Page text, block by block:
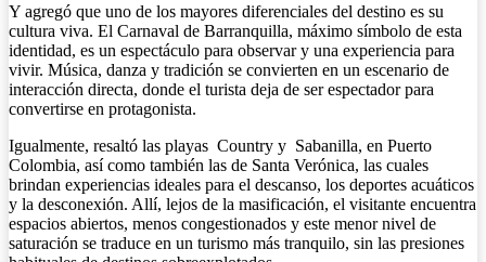
Y agregó que uno de los mayores diferenciales del destino es su
cultura viva. El Carnaval de Barranquilla, máximo símbolo de esta
identidad, es un espectáculo para observar y una experiencia para
vivir. Música, danza y tradición se convierten en un escenario de
interacción directa, donde el turista deja de ser espectador para
convertirse en protagonista.
Igualmente, resaltó las playas Country y Sabanilla, en Puerto
Colombia, así como también las de Santa Verónica, las cuales
brindan experiencias ideales para el descanso, los deportes acuáticos
y la desconexión. Allí, lejos de la masificación, el visitante encuentra
espacios abiertos, menos congestionados y este menor nivel de
saturación se traduce en un turismo más tranquilo, sin las presiones